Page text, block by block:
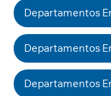
Departamentos
Departamentos
Departamentos